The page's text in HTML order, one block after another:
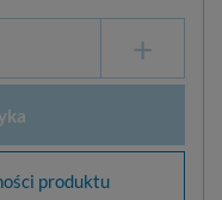
+
produktu